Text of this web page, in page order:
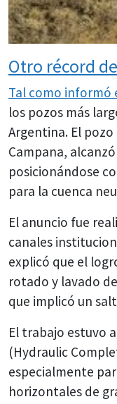
Otro récord
Tal como informó
los pozos más
Argentina. El
Campana,
posicionándose
para la cuenca
El anuncio fue
canales
explicó que el
rotado y lavado
que implicó un
El trabajo estuvo
(Hydraulic
especialmente
horizontales de